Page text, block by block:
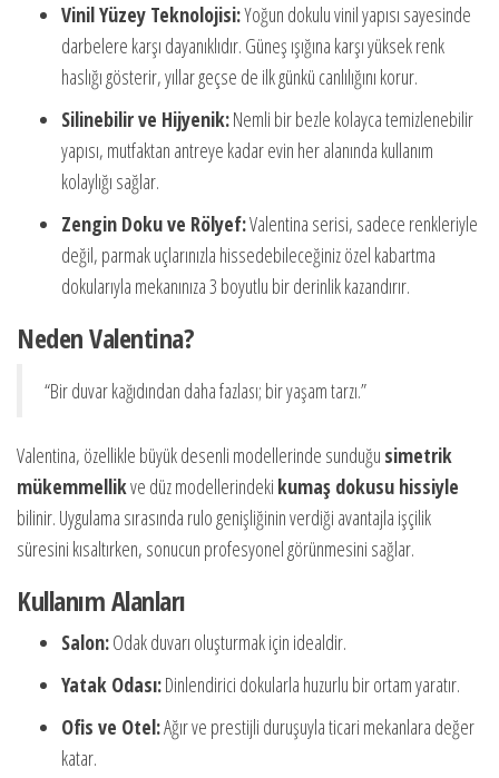
Vinil Yüzey Teknolojisi:Yoğun dokulu vinil yapısı sayesinde
darbelere karşı dayanıklıdır. Güneş ışığına karşı yüksek renk
haslığı gösterir, yıllar geçse de ilk günkü canlılığını korur.
Silinebilir ve Hijyenik:Nemli bir bezle kolayca temizlenebilir
yapısı, mutfaktan antreye kadar evin her alanında kullanım
kolaylığı sağlar.
Zengin Doku ve Rölyef:Valentina serisi, sadece renkleriyle
değil, parmak uçlarınızla hissedebileceğiniz özel kabartma
dokularıyla mekanınıza 3 boyutlu bir derinlik kazandırır.
Neden Valentina?
“Bir duvar kağıdından daha fazlası; bir yaşam tarzı.”
Valentina, özellikle büyük desenli modellerinde sunduğu simetrik
mükemmellikve düz modellerindeki kumaş dokusu hissiyle
bilinir. Uygulama sırasında rulo genişliğinin verdiği avantajla işçilik
süresini kısaltırken, sonucun profesyonel görünmesini sağlar.
Kullanım Alanları
Salon:Odak duvarı oluşturmak için idealdir.
Yatak Odası:Dinlendirici dokularla huzurlu bir ortam yaratır.
Ofis ve Otel:Ağır ve prestijli duruşuyla ticari mekanlara değer
katar.